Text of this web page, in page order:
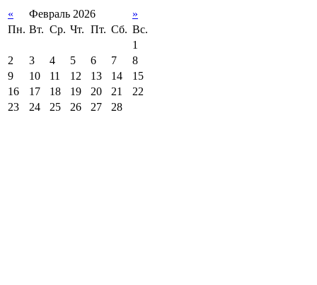
« Февраль 2026
»
Пн. Вт. Ср. Чт. Пт. Сб. Вс.
1
2
3 4 5 6 7
8
9
10 11 12 13 14
15
16
17 18 19 20 21
22
23
24 25 26 27 28